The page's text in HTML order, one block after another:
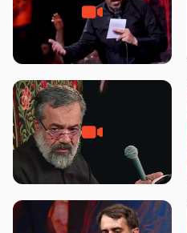
شور ، حسینا! به‌ حق زهرا «أُنْظُرْ
إِلَینا» – عزاداری شب هفتم ماه
مادر منم مثل تو خمیدم – حاج
محمود کریمی – شهادت حضرت
هیئت رایة العباس علیه السلام